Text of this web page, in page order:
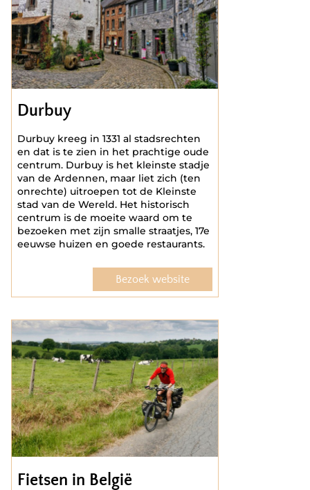
Durbuy
Durbuy kreeg in 1331 al stadsrechten
en dat is te zien in het prachtige oude
centrum. Durbuy is het kleinste stadje
van de Ardennen, maar liet zich (ten
onrechte) uitroepen tot de Kleinste
stad van de Wereld. Het historisch
centrum is de moeite waard om te
bezoeken met zijn smalle straatjes, 17e
eeuwse huizen en goede restaurants.
Bezoek website
Fietsen in België